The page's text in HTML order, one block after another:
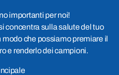
importanti per noi!
concentra sulla salute del tuo
che possiamo premiare il
e renderlo dei campioni.